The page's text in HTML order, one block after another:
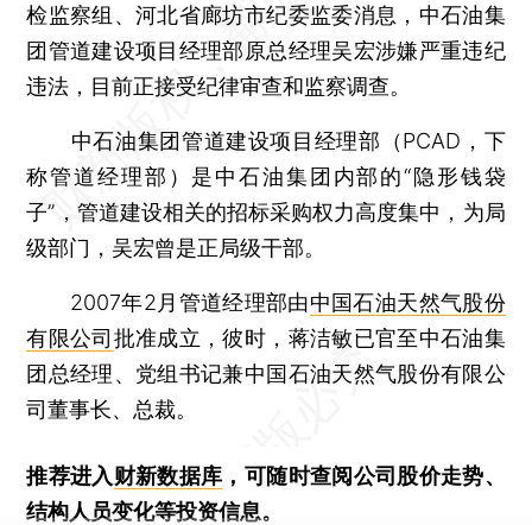
检监察组、河北省廊坊市纪委监委消息，中石油集
团管道建设项目经理部原总经理吴宏涉嫌严重违纪
违法，目前正接受纪律审查和监察调查。
中石油集团管道建设项目经理部（PCAD，下
称管道经理部）是中石油集团内部的“隐形钱袋
子”，管道建设相关的招标采购权力高度集中，为局
级部门，吴宏曾是正局级干部。
2007年2月管道经理部由中国石油天然气股份
有限公司 批准成立，彼时，蒋洁敏已官至中石油集
团总经理、党组书记兼中国石油天然气股份有限公
司董事长、总裁。
推荐进入财新数据库 ，可随时查阅公司股价走势、
结构人员变化等投资信息。